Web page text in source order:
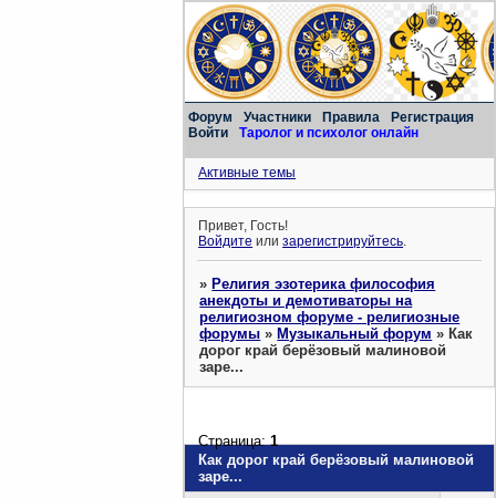
Форум Участники Правила
Регистрация
Войти
Таролог и психолог онлайн
Активные темы
Привет, Гость!
Войдите илизарегистрируйтесь.
»Религия эзотерика философия
анекдоты и демотиваторы на
религиозном форуме - религиозные
форумы »Музыкальный форум »Как
дорог край берёзовый малиновой
заре...
Как дорог край берёзовый малиновой
заре...
Страница:1